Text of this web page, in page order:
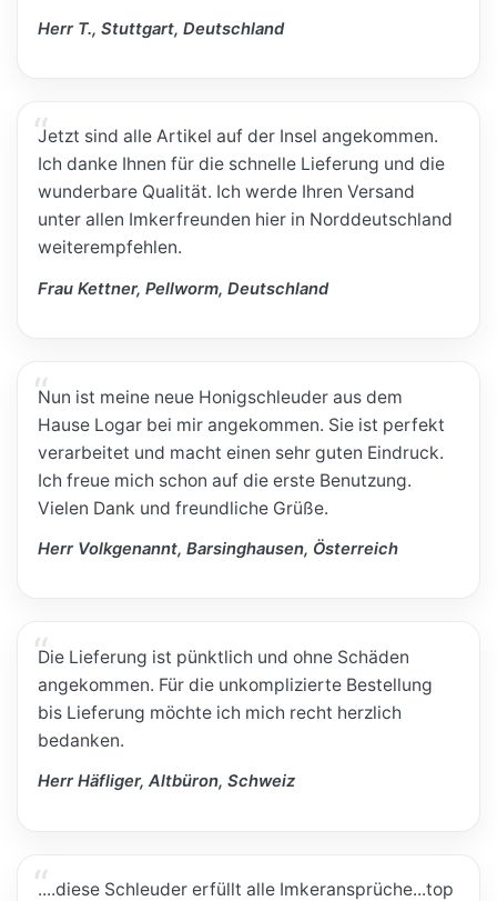
Herr T., Stuttgart, Deutschland
Jetzt sind alle Artikel auf der Insel angekommen.
Ich danke Ihnen für die schnelle Lieferung und die
wunderbare Qualität. Ich werde Ihren Versand
unter allen Imkerfreunden hier in Norddeutschland
weiterempfehlen.
Frau Kettner, Pellworm, Deutschland
Nun ist meine neue Honigschleuder aus dem
Hause Logar bei mir angekommen. Sie ist perfekt
verarbeitet und macht einen sehr guten Eindruck.
Ich freue mich schon auf die erste Benutzung.
Vielen Dank und freundliche Grüße.
Herr Volkgenannt, Barsinghausen, Österreich
Die Lieferung ist pünktlich und ohne Schäden
angekommen. Für die unkomplizierte Bestellung
bis Lieferung möchte ich mich recht herzlich
bedanken.
Herr Häfliger, Altbüron, Schweiz
....diese Schleuder erfüllt alle Imkeransprüche...top